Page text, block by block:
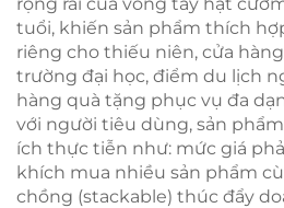
tuổi, khiến sản phẩm thích
riêng cho thiếu niên, cửa
trường đại học, điểm du lịch
hàng quà tặng phục vụ đa
với người tiêu dùng, sản
ích thực tiễn như: mức giá
khích mua nhiều sản phẩm
chồng (stackable) thúc đẩy